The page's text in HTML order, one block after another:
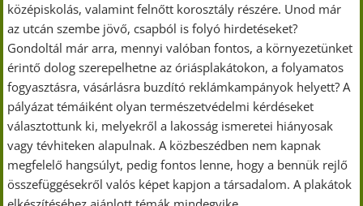
középiskolás, valamint felnőtt korosztály részére. Unod már
az utcán szembe jövő, csapból is folyó hirdetéseket?
Gondoltál már arra, mennyi valóban fontos, a környezetünket
érintő dolog szerepelhetne az óriásplakátokon, a folyamatos
fogyasztásra, vásárlásra buzdító reklámkampányok helyett? A
pályázat témáiként olyan természetvédelmi kérdéseket
választottunk ki, melyekről a lakosság ismeretei hiányosak
vagy tévhiteken alapulnak. A közbeszédben nem kapnak
megfelelő hangsúlyt, pedig fontos lenne, hogy a bennük rejlő
összefüggésekről valós képet kapjon a társadalom. A plakátok